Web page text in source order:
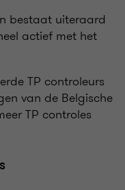
bestaat uiteraard
actief met het
TP controleurs
van de Belgische
TP controles